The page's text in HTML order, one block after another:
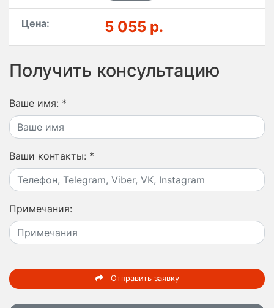
Цена: 5 055 р.
Получить консультацию
Ваше имя: *
Ваши контакты: *
Примечания:
Отправить заявку